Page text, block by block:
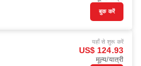
बुक करें
यहाँ से शुरू करें
US$ 124.93
मूल्य/यात्री